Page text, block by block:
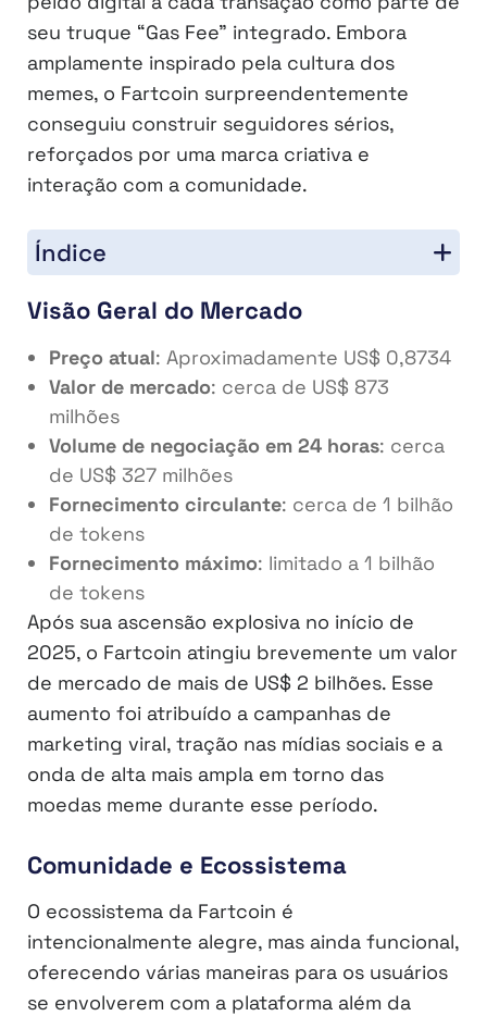
seu truque “Gas Fee” integrado. Embora
amplamente inspirado pela cultura dos
memes, o Fartcoin surpreendentemente
conseguiu construir seguidores sérios,
reforçados por uma marca criativa e
interação com a comunidade.
Índice
Visão Geral do Mercado
Preço atual: Aproximadamente US$ 0,8734
Valor de mercado: cerca de US$ 873
milhões
Volume de negociação em 24 horas: cerca
de US$ 327 milhões
Fornecimento circulante: cerca de 1 bilhão
de tokens
Fornecimento máximo: limitado a 1 bilhão
de tokens
Após sua ascensão explosiva no início de
2025, o Fartcoin atingiu brevemente um valor
de mercado de mais de US$ 2 bilhões. Esse
aumento foi atribuído a campanhas de
marketing viral, tração nas mídias sociais e a
onda de alta mais ampla em torno das
moedas meme durante esse período.
Comunidade e Ecossistema
O ecossistema da Fartcoin é
intencionalmente alegre, mas ainda funcional,
oferecendo várias maneiras para os usuários
se envolverem com a plataforma além da